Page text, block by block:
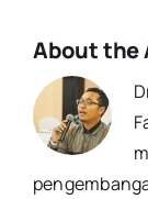
About the